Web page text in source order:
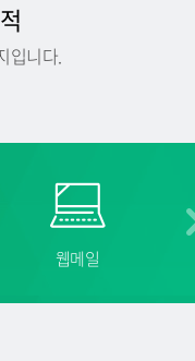
입니다.
웹메일